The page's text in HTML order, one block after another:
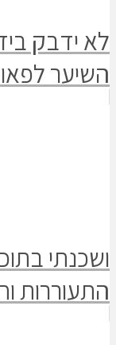
בידך
לפאות